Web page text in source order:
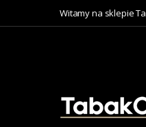
Witamy na sklepie